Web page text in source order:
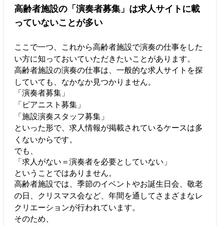
高齢者施設の「演奏者募集」は求人サイトに載
っていないことが多い
ここで一つ、これから高齢者施設で演奏の仕事をした
い方に知っておいていただきたいことがあります。
高齢者施設の演奏の仕事は、一般的な求人サイトを探
していても、なかなか見つかりません。
「演奏者募集」
「ピアニスト募集」
「施設演奏スタッフ募集」
といった形で、求人情報が掲載されているケースは多
くないからです。
でも、
「求人がない＝演奏者を必要としていない」
ということではありません。
高齢者施設では、季節のイベントやお誕生日会、敬老
の日、クリスマス会など、年間を通してさまざまなレ
クリエーションが行われています。
そのため、